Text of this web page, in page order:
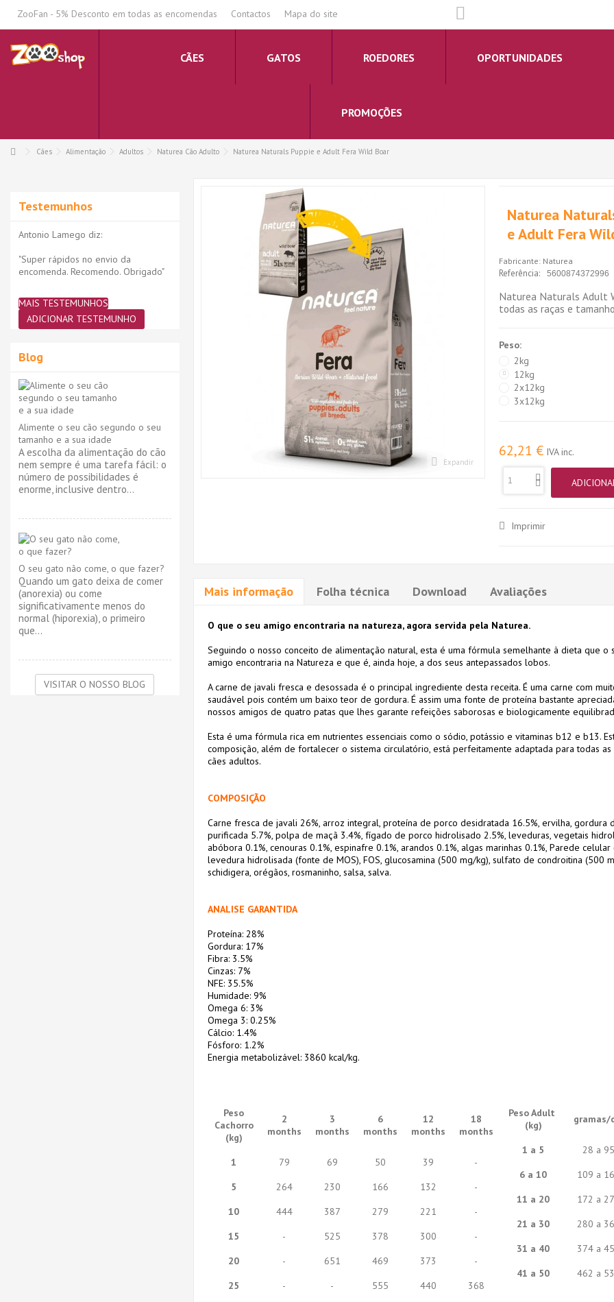
ZooFan - 5% Desconto em todas as encomendas Contactos Mapa do site
CÃES GATOS ROEDORES OPORTUNIDADES
PROMOÇÕES
Cães Alimentação Adultos Naturea Cão Adulto Naturea Naturals Puppie e Adult Fera Wild Boar
Expandir
Naturea
e Adult Fera
Fabricante: Naturea
Referência: 5600874372996
Naturea Naturals Adult
todas as raças e
Peso:
2kg
12kg
2x12kg
3x12kg
62,21 € IVA inc.
Imprimir
Mais informação Folha técnica Download Avaliações
O que o seu amigo encontraria na natureza, agora servida pela Naturea.
Seguindo o nosso conceito de alimentação natural, esta é uma fórmula semelhante à dieta que o
amigo encontraria na Natureza e que é, ainda hoje, a dos seus antepassados lobos.
A carne de javali fresca e desossada é o principal ingrediente desta receita. É uma carne com
saudável pois contém um baixo teor de gordura. É assim uma fonte de proteína bastante
nossos amigos de quatro patas que lhes garante refeições saborosas e biologicamente
Esta é uma fórmula rica em nutrientes essenciais como o sódio, potássio e vitaminas b12 e b13.
composição, além de fortalecer o sistema circulatório, está perfeitamente adaptada para todas as
cães adultos.
COMPOSIÇÃO
Carne fresca de javali 26%, arroz integral, proteína de porco desidratada 16.5%, ervilha, gordura
purificada 5.7%, polpa de maçã 3.4%, fígado de porco hidrolisado 2.5%, leveduras, vegetais
abóbora 0.1%, cenouras 0.1%, espinafre 0.1%, arandos 0.1%, algas marinhas 0.1%, Parede celular
levedura hidrolisada (fonte de MOS), FOS, glucosamina (500 mg/kg), sulfato de condroitina (500
schidigera, orégãos, rosmaninho, salsa, salva.
ANALISE GARANTIDA
Proteína: 28%
Gordura: 17%
Fibra: 3.5%
Cinzas: 7%
NFE: 35.5%
Humidade: 9%
Omega 6: 3%
Omega 3: 0.25%
Cálcio: 1.4%
Fósforo: 1.2%
Energia metabolizável: 3860 kcal/kg.
Peso
Cachorro
(kg)
2
months
3
months
6
months
12
months
18
months
1 79 69 50 39
-
5
264 230 166 132
-
10
444 387 279 221
-
15
- 525 378 300
-
20
- 651 469 373
-
25
- - 555 440
368
Peso Adult
(kg)
gramas/
1 a 5
28 a 95
6 a 10
109 a
11 a 20
172 a
21 a 30
280 a
31 a 40
374 a
41 a 50
462 a
Testemunhos
Antonio Lamego diz:
"Super rápidos no envio da
encomenda. Recomendo. Obrigado"
MAIS TESTEMUNHOS
ADICIONAR TESTEMUNHO
Blog
Alimente o seu cão segundo o seu
tamanho e a sua idade
A escolha da alimentação do cão
nem sempre é uma tarefa fácil: o
número de possibilidades é
enorme, inclusive dentro...
O seu gato não come, o que fazer?
Quando um gato deixa de comer
(anorexia) ou come
significativamente menos do
normal (hiporexia), o primeiro
que...
VISITAR O NOSSO BLOG